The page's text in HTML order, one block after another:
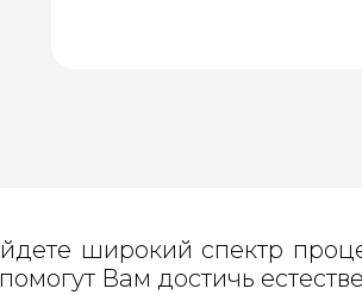
широкий спектр
Вам достичь